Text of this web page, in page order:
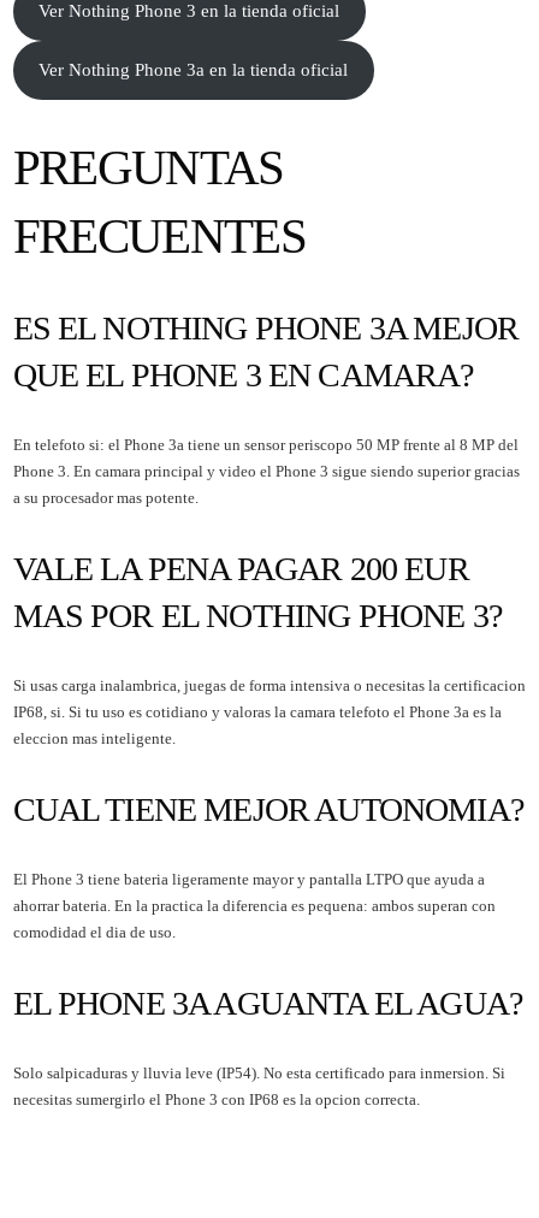
Ver Nothing Phone 3 en la tienda oficial
Ver Nothing Phone 3a en la tienda oficial
PREGUNTAS
FRECUENTES
ES EL NOTHING PHONE 3A MEJOR
QUE EL PHONE 3 EN CAMARA?
En telefoto si: el Phone 3a tiene un sensor periscopo 50 MP frente al 8 MP del
Phone 3. En camara principal y video el Phone 3 sigue siendo superior gracias
a su procesador mas potente.
VALE LA PENA PAGAR 200 EUR
MAS POR EL NOTHING PHONE 3?
Si usas carga inalambrica, juegas de forma intensiva o necesitas la certificacion
IP68, si. Si tu uso es cotidiano y valoras la camara telefoto el Phone 3a es la
eleccion mas inteligente.
CUAL TIENE MEJOR AUTONOMIA?
El Phone 3 tiene bateria ligeramente mayor y pantalla LTPO que ayuda a
ahorrar bateria. En la practica la diferencia es pequena: ambos superan con
comodidad el dia de uso.
EL PHONE 3A AGUANTA EL AGUA?
Solo salpicaduras y lluvia leve (IP54). No esta certificado para inmersion. Si
necesitas sumergirlo el Phone 3 con IP68 es la opcion correcta.